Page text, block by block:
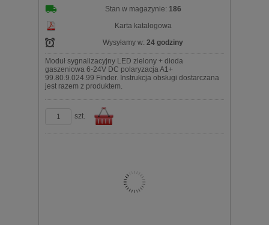
Stan w magazynie: 186
Karta katalogowa
Wysyłamy w: 24 godziny
Moduł sygnalizacyjny LED zielony + dioda
gaszeniowa 6-24V DC polaryzacja A1+
99.80.9.024.99 Finder. Instrukcja obsługi dostarczana
jest razem z produktem.
szt.